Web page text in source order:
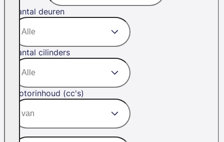
Aantal deuren
Aantal cilinders
Motorinhoud (cc's)